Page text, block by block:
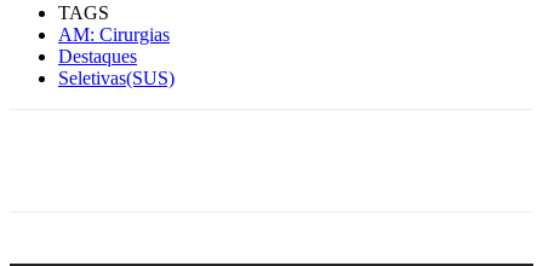
TAGS
AM: Cirurgias
Destaques
Seletivas(SUS)